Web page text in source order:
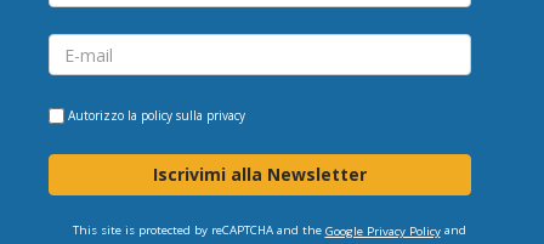
Autorizzo la policy sulla privacy
Iscrivimi alla Newsletter
This site is protected by reCAPTCHA and the Google Privacy Policyand